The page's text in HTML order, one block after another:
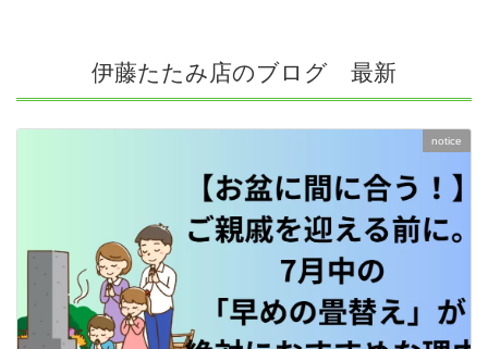
伊藤たたみ店のブログ 最新
notice